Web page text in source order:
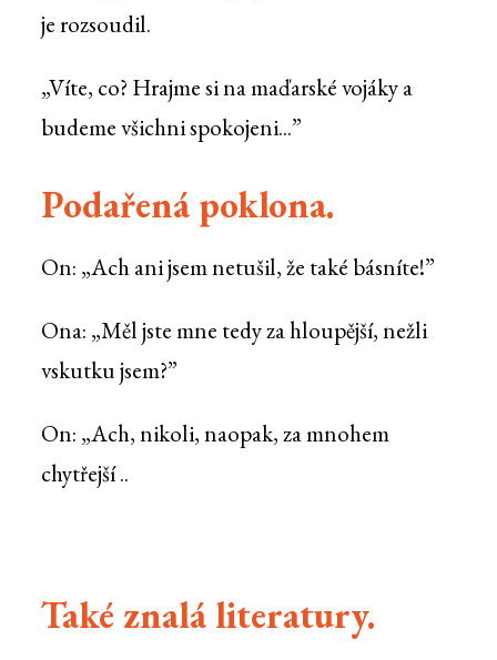
je rozsoudil.
„Víte, co? Hrajme si na maďarské vojáky a
budeme všichni spokojeni...”
Podařená poklona.
On: „Ach ani jsem netušil, že také básníte!”
Ona: „Měl jste mne tedy za hloupější, nežli
vskutku jsem?”
On: „Ach, nikoli, naopak, za mnohem
chytřejší ..
Také znalá literatury.